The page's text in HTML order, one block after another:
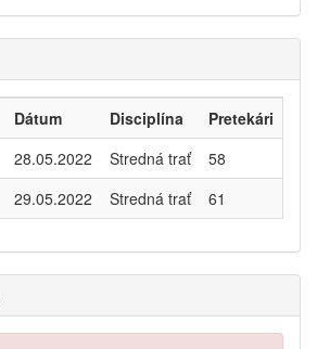
Dátum Disciplína
Pretekári
28.05.2022 Stredná trať
58
29.05.2022 Stredná trať 61